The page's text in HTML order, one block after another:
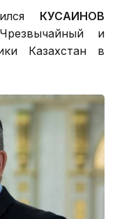
КУСАИНОВ
и
Казахстан в